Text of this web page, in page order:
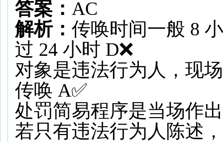
答案： AC
解析： 传唤时间一般 8
过 24 小时 D❌
对象是违法行为人，现
传唤 A✅
处罚简易程序是当场作
若只有违法行为人陈述